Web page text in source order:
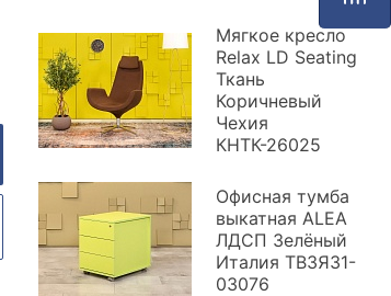
Мягкое кресло
Relax LD Seating
Ткань
Коричневый
Чехия
КНТК-26025
Офисная тумба
выкатная ALEA
ЛДСП Зелёный
Италия ТВ3ЯЗ1-
03076